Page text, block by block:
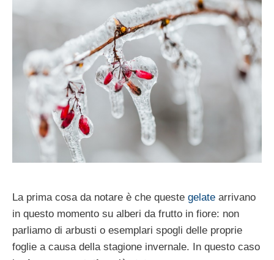
La prima cosa da notare è che queste gelate arrivano
in questo momento su alberi da frutto in fiore: non
parliamo di arbusti o esemplari spogli delle proprie
foglie a causa della stagione invernale. In questo caso